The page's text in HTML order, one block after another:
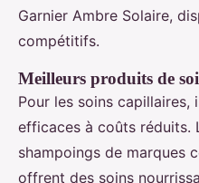
Garnier Ambre Solaire,
compétitifs.
Meilleurs produits de
Pour les soins capillaires,
efficaces à coûts réduits.
shampoings de marques
offrent des soins